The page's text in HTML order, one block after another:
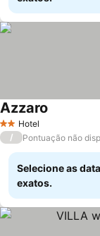
2 Estrelas
Hotel
Azzaro
/ Pontuação não
Selecione as
exatos.